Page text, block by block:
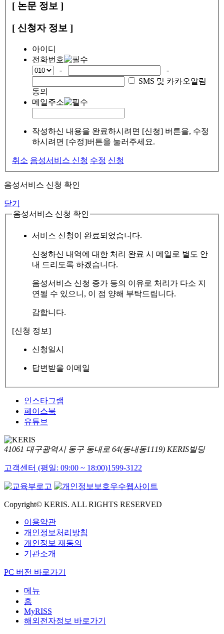
[ 논문 정보 ]
[ 신청자 정보 ]
아이디
전화번호
-
-
SMS 및 카카오알림
동의
메일주소
작성하신 내용을 완료하시려면 [신청] 버튼을, 수정
하시려면 [수정]버튼을 눌러주세요.
취소 음성서비스 신청 수정 신청
음성서비스 신청 확인
닫기
음성서비스 신청 확인
서비스 신청이 완료되었습니다.
신청하신 내역에 대한 처리 완료 시 메일로 별도 안
내 드리도록 하겠습니다.
음성서비스 신청 증가 등의 이유로 처리가 다소 지
연될 수 있으니, 이 점 양해 부탁드립니다.
감합니다.
[신청 정보]
신청일시
답변받을 이메일
인스타그램
페이스북
유튜브
41061 대구광역시 동구 동내로 64(동내동1119) KERIS빌딩
고객센터 (평일: 09:00 ~ 18:00)1599-3122
Copyright© KERIS. ALL RIGHTS RESERVED
이용약관
개인정보처리방침
개인정보 재동의
기관소개
PC 버전 바로가기
메뉴
홈
MyRISS
해외전자정보 바로가기